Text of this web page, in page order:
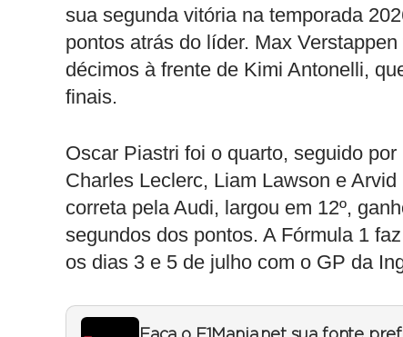
sua segunda vitória na temporada
pontos atrás do líder. Max
décimos à frente de Kimi Antonelli,
finais.
Oscar Piastri foi o quarto, seguido
Charles Leclerc, Liam Lawson e Arvid
correta pela Audi, largou em 12º,
segundos dos pontos. A Fórmula 1
os dias 3 e 5 de julho com o GP da